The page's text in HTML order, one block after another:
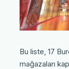
Bu liste, 17
mağazaları